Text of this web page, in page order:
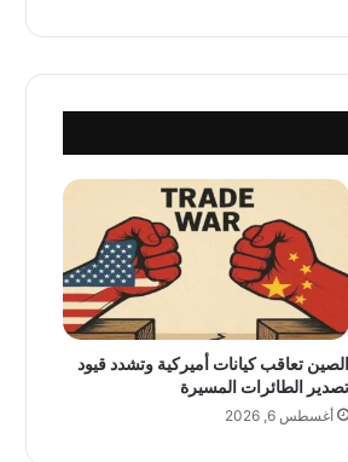
الصين تعاقب كيانات أميركية وتشدد قيود
تصدير الطائرات المسيرة
أغسطس 6, 2026